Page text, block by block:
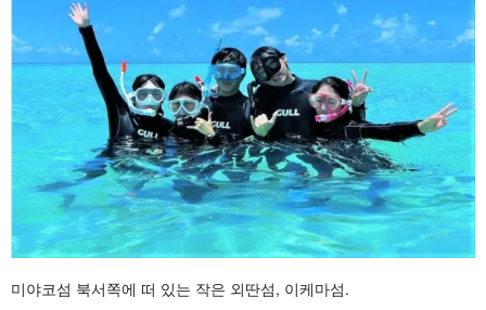
3.11.알라시스 히다 비치
이케마섬 주변 추천 액티비티
4.1.八重干瀬 투어
낚시 투어
피곤한 몸을 미야코지마에서 힐링하자! 미야코섬에서만 체험
할 수 있는 마사지를
6. 이케마시마 자주 묻는 질문(FAQ)
7.요약
미야코섬 북서쪽에 떠 있는 작은 외딴섬, 이케마섬.